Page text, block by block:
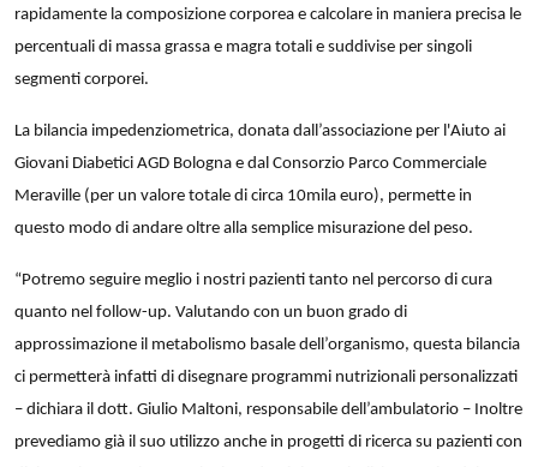
rapidamente la composizione corporea e calcolare in maniera precisa le
percentuali di massa grassa e magra totali e suddivise per singoli
segmenti corporei.
La bilancia impedenziometrica, donata dall’associazione per l'Aiuto ai
Giovani Diabetici AGD Bologna e dal Consorzio Parco Commerciale
Meraville (per un valore totale di circa 10mila euro), permette in
questo modo di andare oltre alla semplice misurazione del peso.
“Potremo seguire meglio i nostri pazienti tanto nel percorso di cura
quanto nel follow-up. Valutando con un buon grado di
approssimazione il metabolismo basale dell’organismo, questa bilancia
ci permetterà infatti di disegnare programmi nutrizionali personalizzati
– dichiara il dott. Giulio Maltoni, responsabile dell’ambulatorio – Inoltre
prevediamo già il suo utilizzo anche in progetti di ricerca su pazienti con